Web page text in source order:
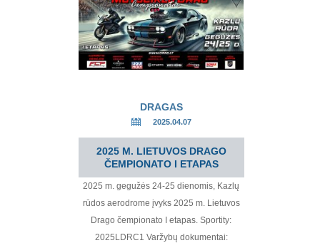
DRAGAS
2025.04.07
2025 M. LIETUVOS DRAGO
ČEMPIONATO I ETAPAS
2025 m. gegužės 24-25 dienomis, Kazlų
rūdos aerodrome įvyks 2025 m. Lietuvos
Drago čempionato I etapas. Sportity:
2025LDRC1 Varžybų dokumentai: